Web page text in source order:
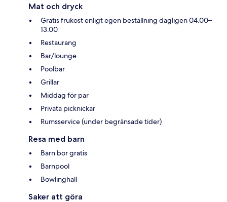
Mat och dryck
Gratis frukost enligt egen beställning dagligen 04.00–
13.00
Restaurang
Bar/lounge
Poolbar
Grillar
Middag för par
Privata picknickar
Rumsservice (under begränsade tider)
Resa med barn
Barn bor gratis
Barnpool
Bowlinghall
Saker att göra